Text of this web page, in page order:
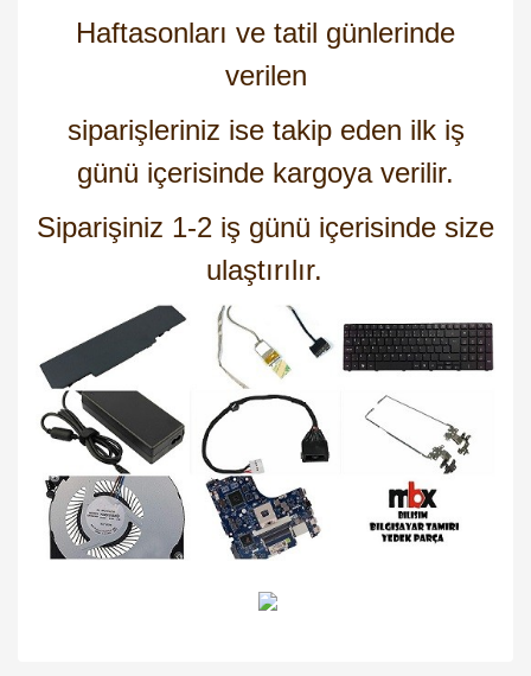
Haftasonları ve tatil günlerinde
verilen
siparişleriniz ise takip eden ilk iş
günü içerisinde kargoya verilir.
Siparişiniz 1-2 iş günü içerisinde size
ulaştırılır.